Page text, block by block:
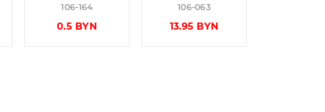
106-164
0.5 BYN
106-063
13.95 BYN